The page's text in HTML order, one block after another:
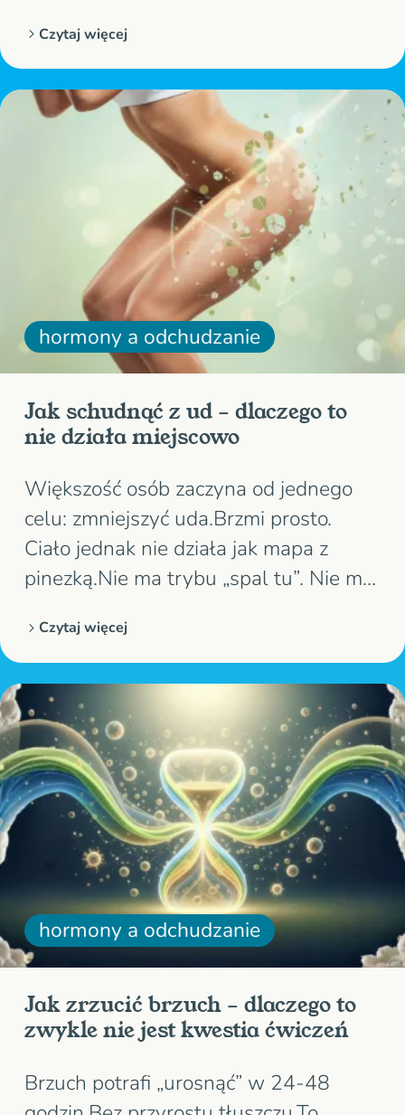
Ten start to efekt krótkiego spięcia
kilku mechanizmów naraz.Działa przez
moment, bo warunki są sztucznie
uproszczone, a koszt decyzji jeszcze
Czytaj więcej
hormony a odchudzanie
Jak schudnąć z ud – dlaczego to
nie działa miejscowo
Większość osób zaczyna od jednego
celu: zmniejszyć uda.Brzmi prosto.
Ciało jednak nie działa jak mapa z
pinezką.Nie ma trybu „spal tu”. Nie ma
Spalanie tłuszczu działa systemowo –
organizm zmniejsza zapasy w całym
ciele, a nie tylko tam, gdzie pracuje
mięsień.„Miejscowe spalanie”
oznaczałoby,…
Czytaj więcej
hormony a odchudzanie
Jak zrzucić brzuch – dlaczego to
zwykle nie jest kwestia ćwiczeń
Brzuch potrafi „urosnąć” w 24-48